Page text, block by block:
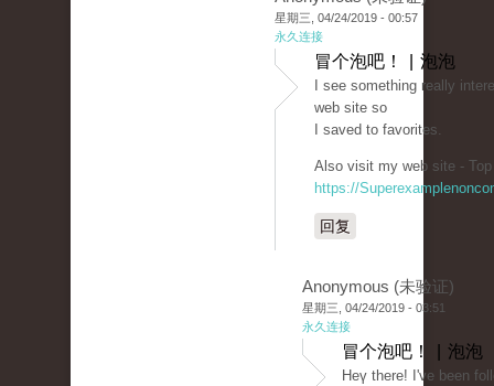
星期三, 04/24/2019 - 00:57
永久连接
冒个泡吧！ | 泡泡
I see something really
web site so
I saved to favorites.
Also visit my web site -
https://
回复
Anonymous (未验证)
星期三, 04/24/2019 - 03:51
永久连接
冒个泡吧！ | 泡泡
Ηeү there! I've been